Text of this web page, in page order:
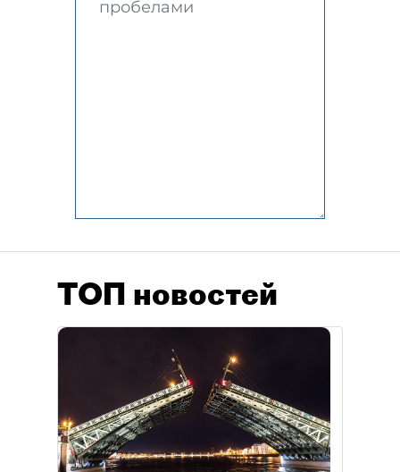
ТОП новостей